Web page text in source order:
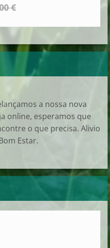
€
a nossa nova
online, esperamos que
o que precisa. Alivio
Estar.